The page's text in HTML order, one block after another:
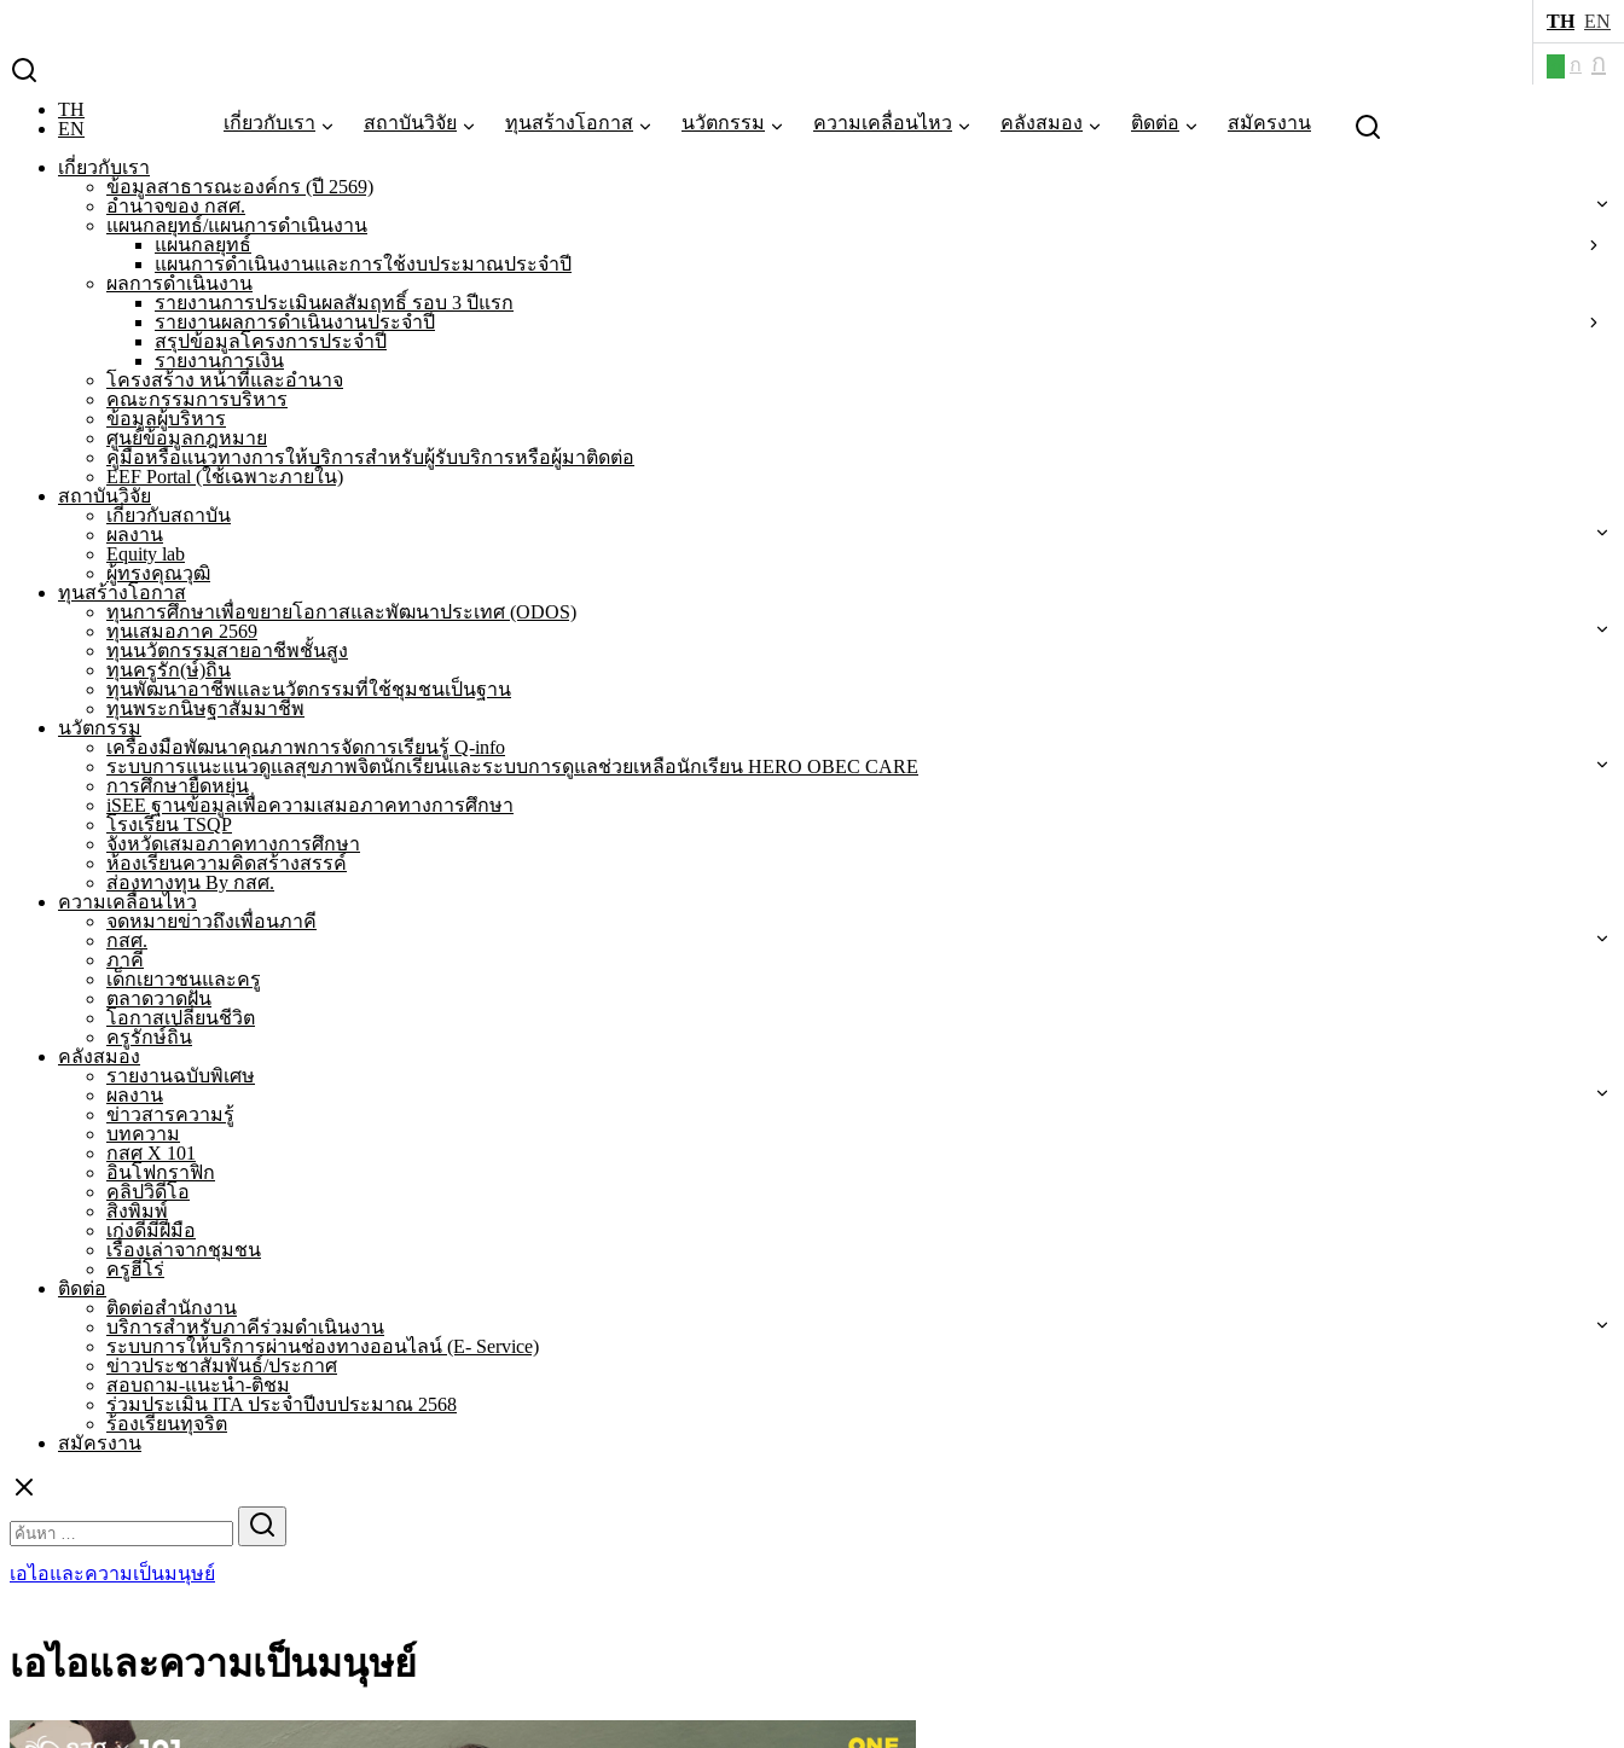
content
เกี่ยวกับเรา สถาบันวิจัย ทุนสร้างโอกาส นวัตกรรม ความเคลื่อนไหว คลังสมอง ติดต่อ สมัครงาน
TH EN
ก ก
TH
EN
เกี่ยวกับเรา
ข้อมูลสาธารณะองค์กร (ปี 2569)
อำนาจของ กสศ.
แผนกลยุทธ์/แผนการดำเนินงาน
แผนกลยุทธ์
แผนการดำเนินงานและการใช้งบประมาณประจำปี
ผลการดำเนินงาน
รายงานการประเมินผลสัมฤทธิ์ รอบ 3 ปีแรก
รายงานผลการดำเนินงานประจำปี
สรุปข้อมูลโครงการประจำปี
รายงานการเงิน
โครงสร้าง หน้าที่และอำนาจ
คณะกรรมการบริหาร
ข้อมูลผู้บริหาร
ศูนย์ข้อมูลกฎหมาย
คู่มือหรือแนวทางการให้บริการสำหรับผู้รับบริการหรือผู้มาติดต่อ
EEF Portal (ใช้เฉพาะภายใน)
สถาบันวิจัย
เกี่ยวกับสถาบัน
ผลงาน
Equity lab
ผู้ทรงคุณวุฒิ
ทุนสร้างโอกาส
ทุนการศึกษาเพื่อขยายโอกาสและพัฒนาประเทศ (ODOS)
ทุนเสมอภาค 2569
ทุนนวัตกรรมสายอาชีพชั้นสูง
ทุนครูรัก(ษ์)ถิ่น
ทุนพัฒนาอาชีพและนวัตกรรมที่ใช้ชุมชนเป็นฐาน
ทุนพระกนิษฐาสัมมาชีพ
นวัตกรรม
เครื่องมือพัฒนาคุณภาพการจัดการเรียนรู้ Q-info
ระบบการแนะแนวดูแลสุขภาพจิตนักเรียนและระบบการดูแลช่วยเหลือนักเรียน HERO OBEC CARE
การศึกษายืดหยุ่น
iSEE ฐานข้อมูลเพื่อความเสมอภาคทางการศึกษา
โรงเรียน TSQP
จังหวัดเสมอภาคทางการศึกษา
ห้องเรียนความคิดสร้างสรรค์
ส่องทางทุน By กสศ.
ความเคลื่อนไหว
จดหมายข่าวถึงเพื่อนภาคี
กสศ.
ภาคี
เด็กเยาวชนและครู
ตลาดวาดฝัน
โอกาสเปลี่ยนชีวิต
ครูรักษ์ถิ่น
คลังสมอง
รายงานฉบับพิเศษ
ผลงาน
ข่าวสารความรู้
บทความ
กสศ X 101
อินโฟกราฟิก
คลิปวิดีโอ
สิ่งพิมพ์
เก่งดีมีฝีมือ
เรื่องเล่าจากชุมชน
ครูฮีโร่
ติดต่อ
ติดต่อสำนักงาน
บริการสำหรับภาคีร่วมดำเนินงาน
ระบบการให้บริการผ่านช่องทางออนไลน์ (E- Service)
ข่าวประชาสัมพันธ์/ประกาศ
สอบถาม-แนะนำ-ติชม
ร่วมประเมิน ITA ประจำปีงบประมาณ 2568
ร้องเรียนทุจริต
สมัครงาน
for:
เอไอและความเป็นมนุษย์
เอไอและความเป็นมนุษย์